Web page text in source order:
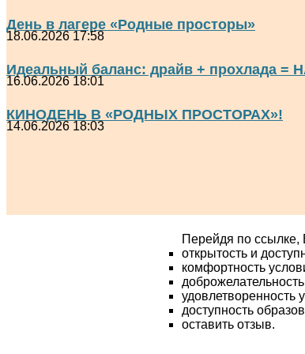
День в лагере «Родные просторы»
18.06.2026 17:58
Идеальный баланс: драйв + прохлада
16.06.2026 18:01
КИНОДЕНЬ В «РОДНЫХ ПРОСТОРАХ»!
14.06.2026 18:03
Перейдя по ссылке,
открытость и
комфортность
удовлетворенность
доступность
оставить отзыв.